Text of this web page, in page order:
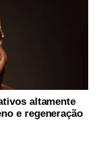
altamente
e regeneração